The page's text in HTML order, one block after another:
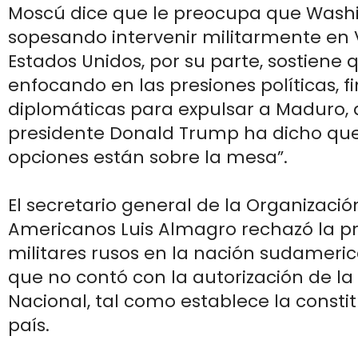
Moscú dice que le preocupa que
sopesando intervenir militarmente en
Estados Unidos, por su parte, sostiene
enfocando en las presiones políticas,
diplomáticas para expulsar a Maduro,
presidente Donald Trump ha dicho
opciones están sobre la mesa”.
El secretario general de la
Americanos Luis Almagro rechazó la
militares rusos en la nación
que no contó con la autorización de
Nacional, tal como establece la
país.